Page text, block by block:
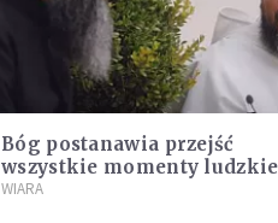
Bóg postanawia przejść
wszystkie momenty
życia. Rekolekcje
WIARA